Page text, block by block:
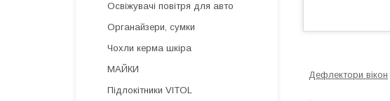
Дефлектори вікон
Освіжувачі повітря для авто
Органайзери, сумки
Чохли керма шкіра
МАЙКИ
Підлокітники VITOL